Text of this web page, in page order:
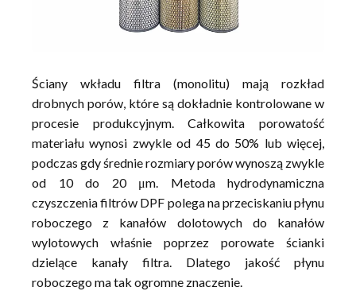
Ściany wkładu filtra (monolitu) mają rozkład
drobnych porów, które są dokładnie kontrolowane w
procesie produkcyjnym. Całkowita porowatość
materiału wynosi zwykle od 45 do 50% lub więcej,
podczas gdy średnie rozmiary porów wynoszą zwykle
od 10 do 20 μm. Metoda hydrodynamiczna
czyszczenia filtrów DPF polega na przeciskaniu płynu
roboczego z kanałów dolotowych do kanałów
wylotowych właśnie poprzez porowate ścianki
dzielące kanały filtra. Dlatego jakość płynu
roboczego ma tak ogromne znaczenie.